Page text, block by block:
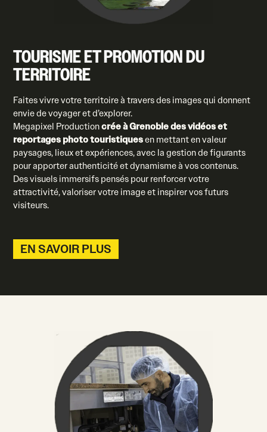
TOURISME ET PROMOTION DU
TERRITOIRE​
Faites vivre votre territoire à travers des images qui donnent
envie de voyager et d’explorer.
Megapixel Productioncrée à Grenoble des vidéos et
reportages photo touristiquesen mettant en valeur
paysages, lieux et expériences, avec la gestion de figurants
pour apporter authenticité et dynamisme à vos contenus.
Des visuels immersifs pensés pour renforcer votre
attractivité, valoriser votre image et inspirer vos futurs
visiteurs.
EN SAVOIR PLUS